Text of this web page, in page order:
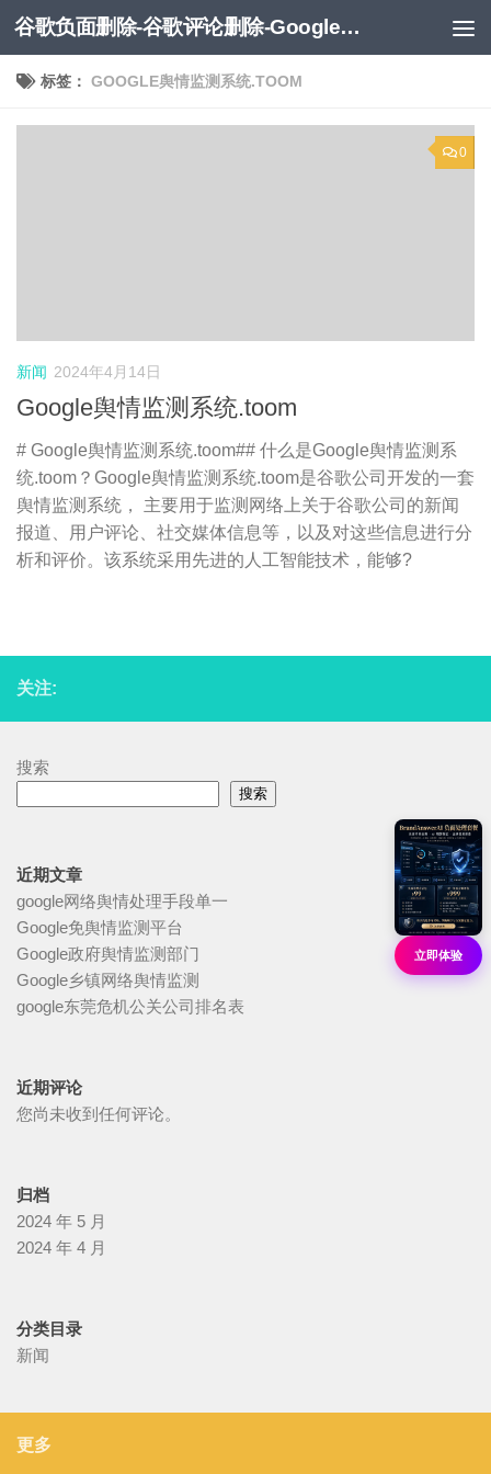
跳至内容 谷歌负面删除-谷歌评论删除-Google负面移除-Google负面评论删除
标签： GOOGLE舆情监测系统.TOOM
0
新闻 2024年4月14日
Google舆情监测系统.toom
# Google舆情监测系统.toom## 什么是Google舆情监测系
统.toom？Google舆情监测系统.toom是谷歌公司开发的一套
舆情监测系统， 主要用于监测网络上关于谷歌公司的新闻
报道、用户评论、社交媒体信息等，以及对这些信息进行分
析和评价。该系统采用先进的人工智能技术，能够?
关注:
搜索
搜索
近期文章
google网络舆情处理手段单一
Google免舆情监测平台
Google政府舆情监测部门
Google乡镇网络舆情监测
google东莞危机公关公司排名表
近期评论
您尚未收到任何评论。
归档
2024 年 5 月
2024 年 4 月
分类目录
新闻
更多
立即体验